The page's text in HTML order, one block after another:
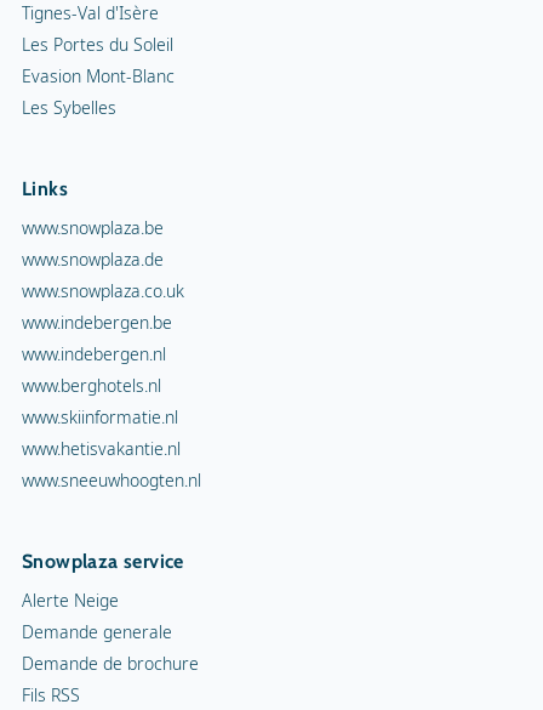
Tignes-Val d'Isère
Les Portes du Soleil
Evasion Mont-Blanc
Les Sybelles
Links
www.snowplaza.be
www.snowplaza.de
www.snowplaza.co.uk
www.indebergen.be
www.indebergen.nl
www.berghotels.nl
www.skiinformatie.nl
www.hetisvakantie.nl
www.sneeuwhoogten.nl
Snowplaza service
Alerte Neige
Demande generale
Demande de brochure
Fils RSS